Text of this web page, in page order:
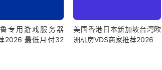
专用游戏服务器
2026 最低月付32
美国香港日本新加坡台湾欧
洲机房VDS商家推荐2026